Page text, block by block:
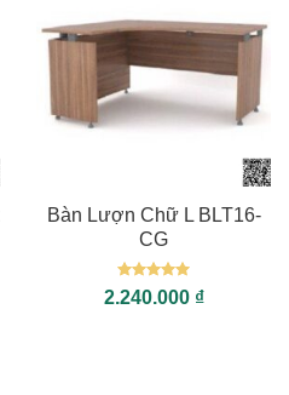
Bàn Lượn Chữ L BLT16-
CG
Được xếp
hạng55
2.240.000 ₫